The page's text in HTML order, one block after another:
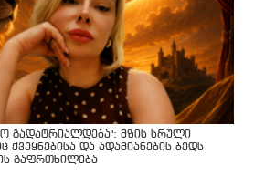
გადატრიალდება": მზის სრული
და ადამიანების ბედს
გაფრთხილება